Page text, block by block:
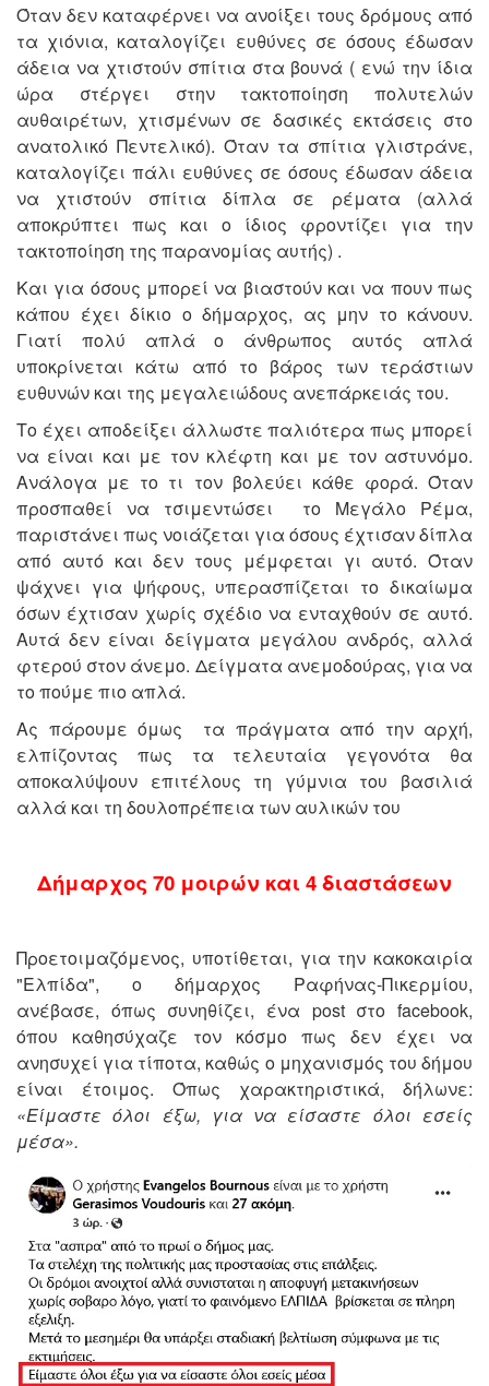
Όταν δεν καταφέρνει να ανοίξει τους δρόμους από
τα χιόνια, καταλογίζει ευθύνες σε όσους έδωσαν
άδεια να χτιστούν σπίτια στα βουνά ( ενώ την ίδια
ώρα στέργει στην τακτοποίηση πολυτελών
αυθαιρέτων, χτισμένων σε δασικές εκτάσεις στο
ανατολικό Πεντελικό). Όταν τα σπίτια γλιστράνε,
καταλογίζει πάλι ευθύνες σε όσους έδωσαν άδεια
να χτιστούν σπίτια δίπλα σε ρέματα (αλλά
αποκρύπτει πως και ο ίδιος φροντίζει για την
τακτοποίηση της παρανομίας αυτής) .
Και για όσους μπορεί να βιαστούν και να πουν πως
κάπου έχει δίκιο ο δήμαρχος, ας μην το κάνουν.
Γιατί πολύ απλά ο άνθρωπος αυτός απλά
υποκρίνεται κάτω από το βάρος των τεράστιων
ευθυνών και της μεγαλειώδους ανεπάρκειάς του.
Το έχει αποδείξει άλλωστε παλιότερα πως μπορεί
να είναι και με τον κλέφτη και με τον αστυνόμο.
Ανάλογα με το τι τον βολεύει κάθε φορά. Όταν
προσπαθεί να τσιμεντώσει το Μεγάλο Ρέμα,
παριστάνει πως νοιάζεται για όσους έχτισαν δίπλα
από αυτό και δεν τους μέμφεται γι αυτό. Όταν
ψάχνει για ψήφους, υπερασπίζεται το δικαίωμα
όσων έχτισαν χωρίς σχέδιο να ενταχθούν σε αυτό.
Αυτά δεν είναι δείγματα μεγάλου ανδρός, αλλά
φτερού στον άνεμο. Δείγματα ανεμοδούρας, για να
το πούμε πιο απλά.
Ας πάρουμε όμως τα πράγματα από την αρχή,
ελπίζοντας πως τα τελευταία γεγονότα θα
αποκαλύψουν επιτέλους τη γύμνια του βασιλιά
αλλά και τη δουλοπρέπεια των αυλικών του
Δήμαρχος 70 μοιρών και 4 διαστάσεων
Προετοιμαζόμενος, υποτίθεται, για την κακοκαιρία
"Ελπίδα", ο δήμαρχος Ραφήνας-Πικερμίου,
ανέβασε, όπως συνηθίζει, ένα post στο facebook,
όπου καθησύχαζε τον κόσμο πως δεν έχει να
ανησυχεί για τίποτα, καθώς ο μηχανισμός του δήμου
είναι έτοιμος. Όπως χαρακτηριστικά, δήλωνε:
«Είμαστε όλοι έξω, για να είσαστε όλοι εσείς
μέσα».